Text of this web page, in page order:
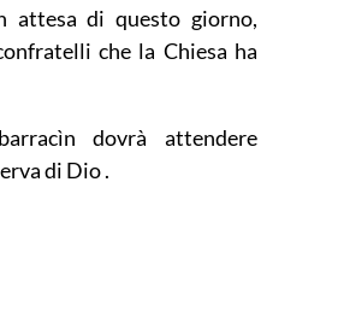
attesa di questo giorno,
che la Chiesa ha
dovrà attendere
di Dio .